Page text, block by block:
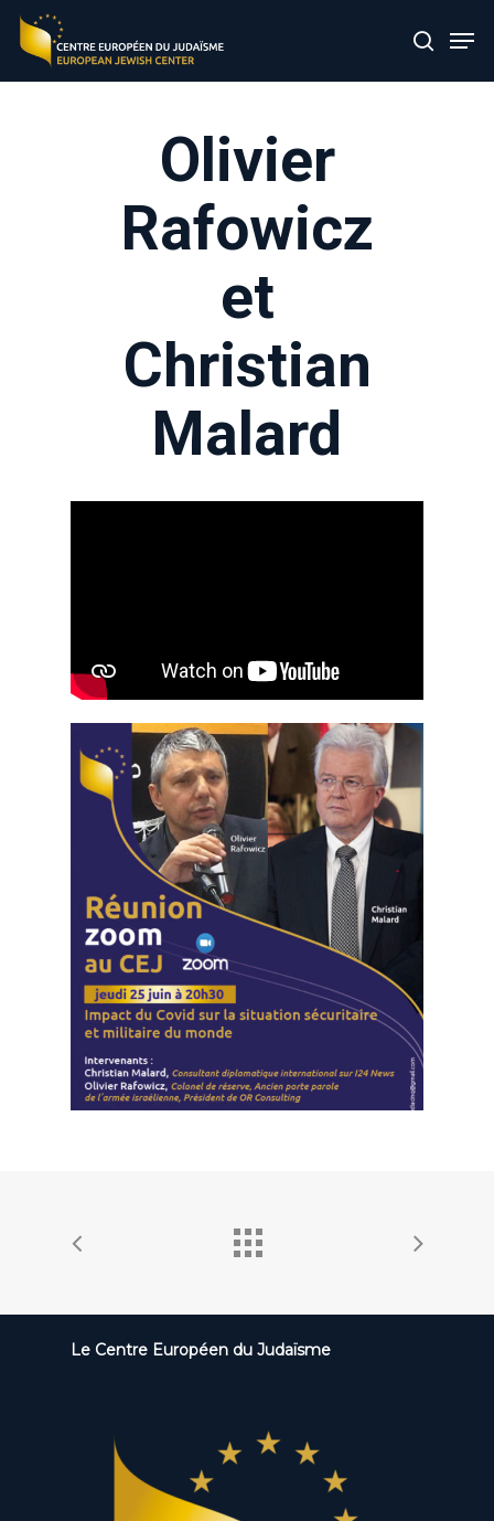
main
search
Olivier
Rafowicz
et
Christian
Malard
Le Centre Européen du Judaïsme